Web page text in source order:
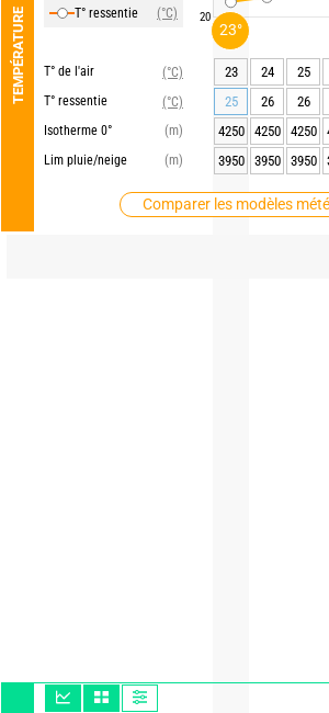
TEMPÉRATURE
T° ressentie
(°C)
T° de l'air
(°C)
T° ressentie
(°C)
Isotherme 0°
(m)
Lim pluie/neige
(m)
Comparer les modèles
20
23 24 25
25
26 26
4250
4250 4250
3950
3950 3950
23°